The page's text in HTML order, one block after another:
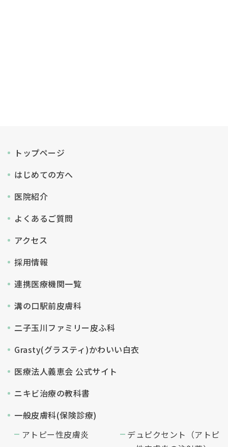
トップページ
はじめての方へ
医院紹介
よくあるご質問
アクセス
採用情報
連携医療機関一覧
溝の口駅前皮膚科
二子玉川ファミリー皮ふ科
Grasty(グラスティ)かわいい白衣
医療法人義恵会 公式サイト
ニキビ治療の教科書
一般皮膚科(保険診療)
アトピー性皮膚炎
デュピクセント（アトピ